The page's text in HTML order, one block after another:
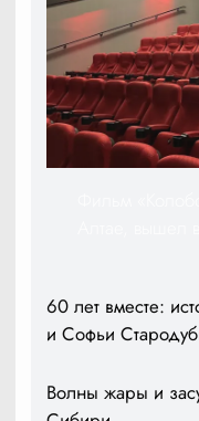
60 лет вместе:
и Софьи
Волны жары и